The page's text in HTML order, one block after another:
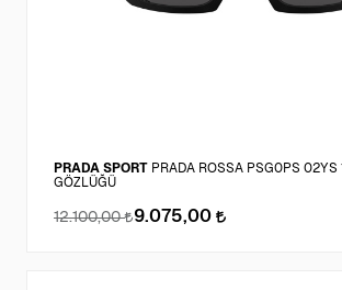
PRADA SPORT PRADA ROSSA PSG0PS 02YS
GÖZLÜĞÜ
12.100,00 9.075,00